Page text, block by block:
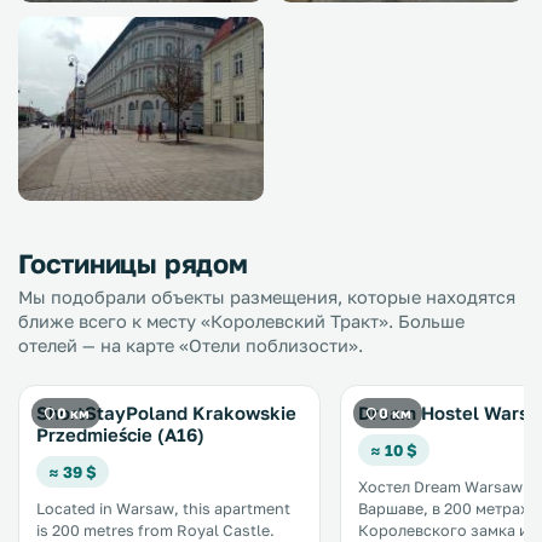
Гостиницы рядом
Мы подобрали объекты размещения, которые находятся
ближе всего к месту «Королевский Тракт». Больше
отелей — на карте «Отели поблизости».
0 км
ShortStayPoland Krakowskie
Przedmieście (A16)
≈ 39 $
Located in Warsaw, this apartment
is 200 metres from Royal Castle.
0 км
Dream Hostel
≈ 10 $
Хостел Dream Warsaw
Варшаве, в 200 метрах
Королевского замка и